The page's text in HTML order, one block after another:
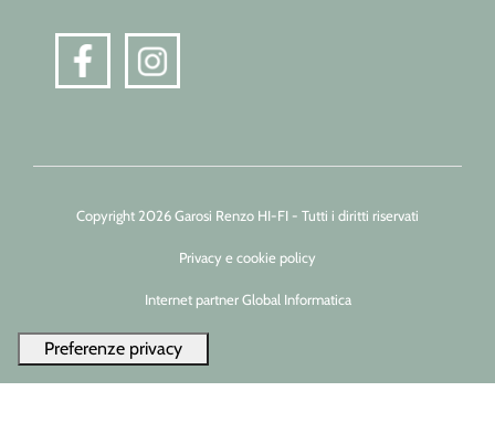
Copyright 2026 Garosi Renzo HI-FI - Tutti i diritti riservati
Privacy e cookie policy
Internet partner Global Informatica